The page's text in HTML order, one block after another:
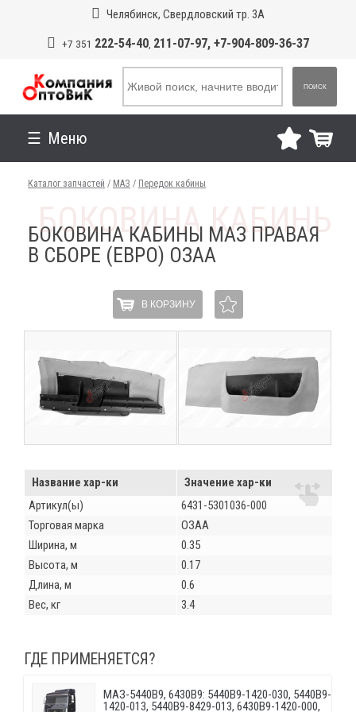
Челябинск, Свердловский тр. 3А
+7 351 222-54-40, 211-07-97, +7-904-809-36-37
ПОИСК
Меню
Каталог запчастей / МАЗ / Передок кабины
БОКОВИНА КАБИНЫ МАЗ ПРАВАЯ
В СБОРЕ (ЕВРО) ОЗАА
В КОРЗИНУ
Название хар-ки
Значение хар-ки
Артикул(ы)
6431-5301036-000
Торговая марка
ОЗАА
Ширина, м
0.35
Высота, м
0.17
Длина, м
0.6
Вес, кг
3.4
ГДЕ ПРИМЕНЯЕТСЯ?
МАЗ-5440B9, 6430B9: 5440B9-1420-030, 5440B9-
1420-013, 5440B9-8429-013, 6430B9-1420-000,